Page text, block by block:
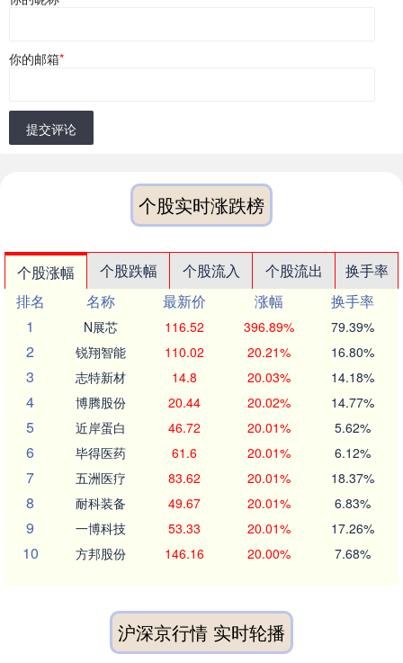
你的邮箱*
提交评论
个股实时涨跌榜
个股涨幅 个股跌幅 个股流入 个股流出
换手率
排名
名称 最新价 涨幅
换手率
1
N展芯 116.52 396.89% 79.39%
2 锐翔智能 110.02 20.21% 16.80%
3 志特新材 14.8 20.03% 14.18%
4 博腾股份 20.44 20.02% 14.77%
5 近岸蛋白 46.72 20.01% 5.62%
6 毕得医药 61.6 20.01% 6.12%
7 五洲医疗 83.62 20.01% 18.37%
8 耐科装备 49.67 20.01% 6.83%
9 一博科技 53.33 20.01% 17.26%
10 方邦股份 146.16 20.00% 7.68%
沪深京行情 实时轮播